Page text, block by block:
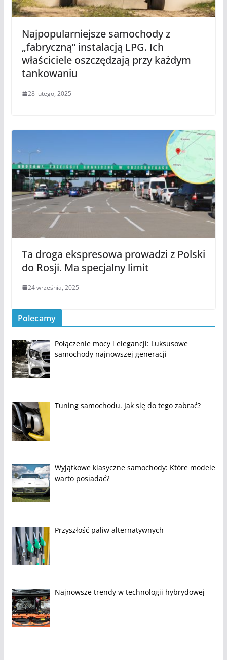
Najpopularniejsze samochody z
„fabryczną” instalacją LPG. Ich
właściciele oszczędzają przy każdym
tankowaniu
28 lutego, 2025
Ta droga ekspresowa prowadzi z Polski
do Rosji. Ma specjalny limit
24 września, 2025
Polecamy
Połączenie mocy i elegancji: Luksusowe
samochody najnowszej generacji
Tuning samochodu. Jak się do tego zabrać?
Wyjątkowe klasyczne samochody: Które modele
warto posiadać?
Przyszłość paliw alternatywnych
Najnowsze trendy w technologii hybrydowej